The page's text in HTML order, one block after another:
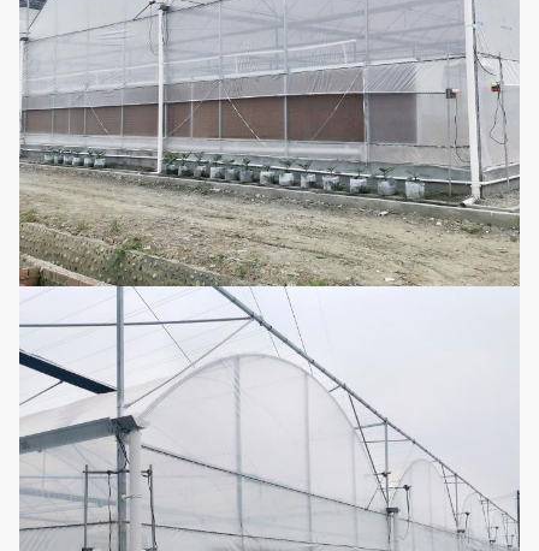
6
Sistema de
refrigeração
Consiste em
ventiladores de
refrigeração e
em uma
almofada
refrigerando
Opcional
7
Sistema de
aquecimento
Aquecimento
de água
quente,
aquecimento
de ar quente,
aquecimento
Sistema de
laterais e